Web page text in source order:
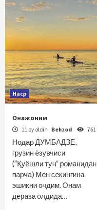
Наср
Онажоним
11 oy oldin Behzod 761
Нодар ДУМБАДЗЕ,
грузин ёзувчиси
(“Қуёшли тун” романидан
парча) Мен секингина
эшикни очдим. Онам
дераза олдида…